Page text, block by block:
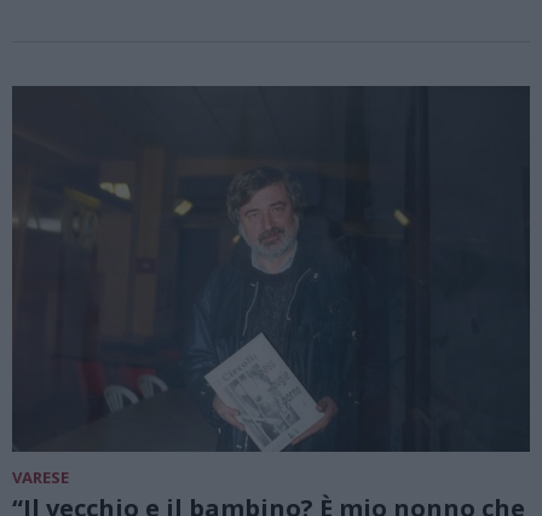
VARESE
“Il vecchio e il bambino? È mio nonno che